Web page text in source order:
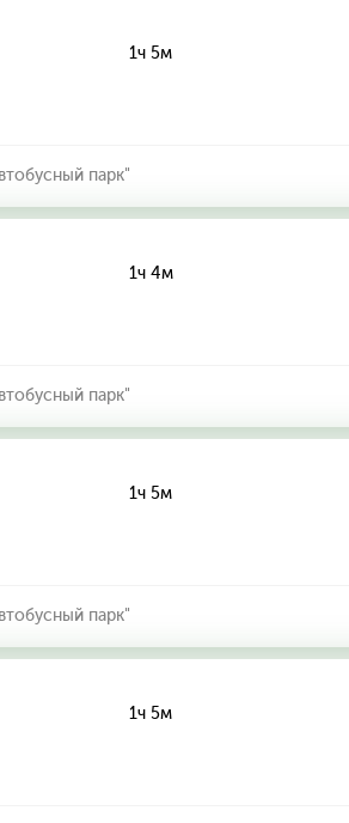
1ч 5м
парк"
1ч 4м
парк"
1ч 5м
парк"
1ч 5м